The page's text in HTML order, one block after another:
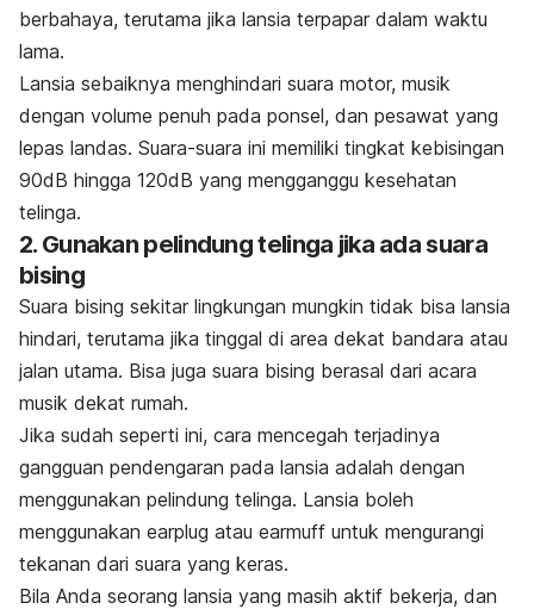
berbahaya, terutama jika lansia terpapar dalam waktu
lama.
Lansia sebaiknya menghindari suara motor, musik
dengan volume penuh pada ponsel, dan pesawat yang
lepas landas. Suara-suara ini memiliki tingkat kebisingan
90dB hingga 120dB yang mengganggu kesehatan
telinga.
2. Gunakan pelindung telinga jika ada suara
bising
Suara bising sekitar lingkungan mungkin tidak bisa lansia
hindari, terutama jika tinggal di area dekat bandara atau
jalan utama. Bisa juga suara bising berasal dari acara
musik dekat rumah.
Jika sudah seperti ini, cara mencegah terjadinya
gangguan pendengaran pada lansia adalah dengan
menggunakan pelindung telinga. Lansia boleh
menggunakan earplug atau earmuff untuk mengurangi
tekanan dari suara yang keras.
Bila Anda seorang lansia yang masih aktif bekerja, dan